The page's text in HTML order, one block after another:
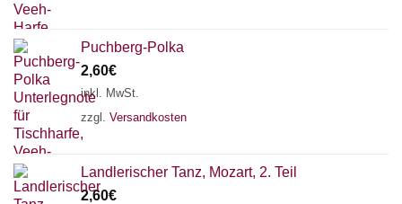
Puchberg-Polka
2,60€
inkl. MwSt.
zzgl. Versandkosten
Landlerischer Tanz, Mozart, 2. Teil
2,60€
Chat Support